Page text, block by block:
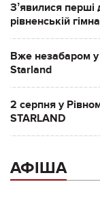
Зʼявилися перші
рівненській
Вже незабаром у
Starland
2 серпня у
STARLAND
АФІША